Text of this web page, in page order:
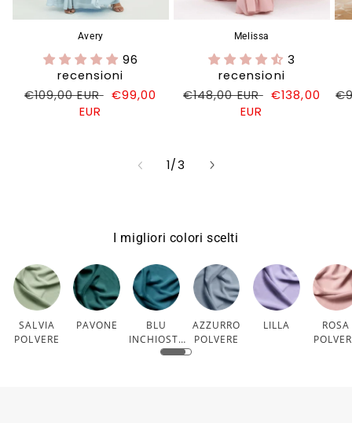
Avery
96
recensioni
Prezzo
€109,00 EUR
Prezzo
€99,00
EUR
Melissa
3
recensioni
Prezzo
€148,00 EUR
Prezzo
€138,00
EUR
1/
su3
I migliori colori scelti
SALVIA
POLVERE
PAVONE
BLU
INCHIOSTR
O
AZZURRO
POLVERE
LILLA
ROSA